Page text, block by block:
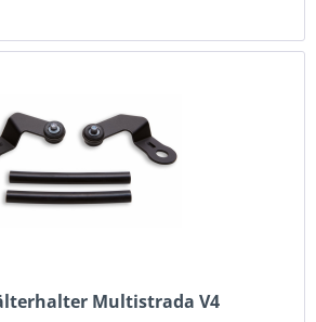
Multistrada V4